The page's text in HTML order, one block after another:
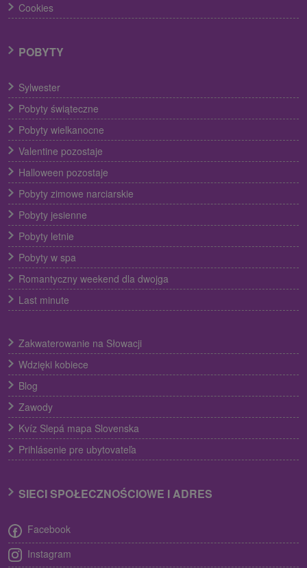
Cookies
POBYTY
Sylwester
Pobyty świąteczne
Pobyty wielkanocne
Valentine pozostaje
Halloween pozostaje
Pobyty zimowe narciarskie
Pobyty jesienne
Pobyty letnie
Pobyty w spa
Romantyczny weekend dla dwojga
Last minute
Zakwaterowanie na Słowacji
Wdzięki kobiece
Blog
Zawody
Kvíz Slepá mapa Slovenska
Prihlásenie pre ubytovateľa
SIECI SPOŁECZNOŚCIOWE I ADRES
Facebook
Instagram